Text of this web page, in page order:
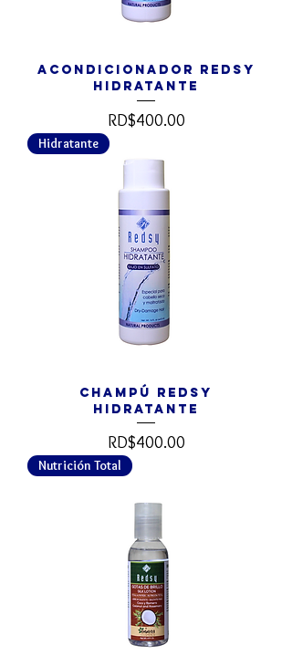
Acondicionador REDSY
Hidratante
Precio
RD$400.00
Hidratante
Champú REDSY
Hidratante
Precio
RD$400.00
Nutrición Total